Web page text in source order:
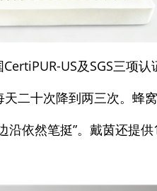
US及SGS三项
二十次降到两三次。蜂
依然笔挺”。戴茵还提